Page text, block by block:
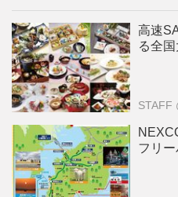
高速
る全
STAFF
フリ